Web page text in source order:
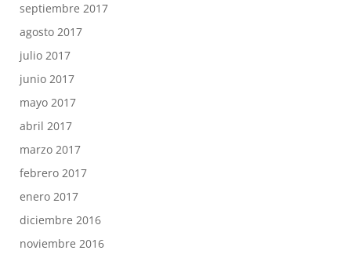
septiembre 2017
agosto 2017
julio 2017
junio 2017
mayo 2017
abril 2017
marzo 2017
febrero 2017
enero 2017
diciembre 2016
noviembre 2016